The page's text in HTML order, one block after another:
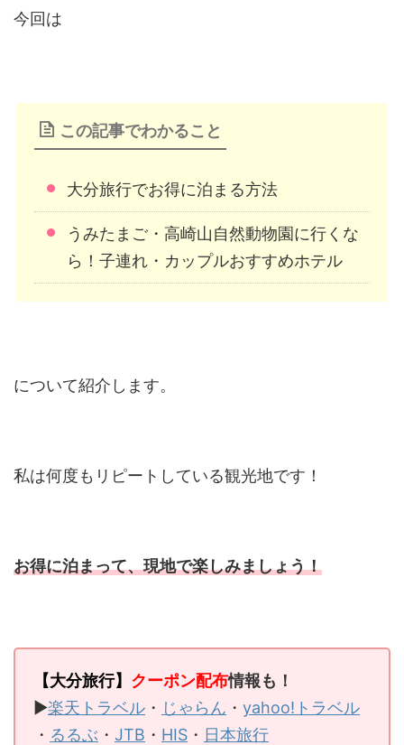
今回は
この記事でわかること
大分旅行でお得に泊まる方法
うみたまご・高崎山自然動物園に行くな
ら！子連れ・カップルおすすめホテル
について紹介します。
私は何度もリピートしている観光地です！
お得に泊まって、現地で楽しみましょう！
【大分旅行】 クーポン配布情報も！
▶楽天トラベル ・ じゃらん ・ yahoo!トラベル
・ るるぶ ・ JTB ・ HIS ・ 日本旅行